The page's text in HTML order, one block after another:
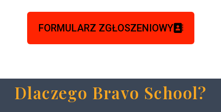
FORMULARZ ZGŁOSZENIOWY
Dlaczego Bravo School?